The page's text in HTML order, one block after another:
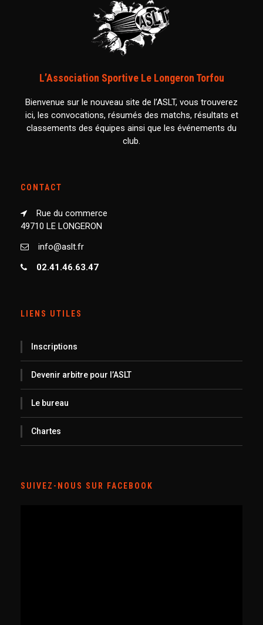
L’Association Sportive Le Longeron Torfou
Bienvenue sur le nouveau site de l’ASLT, vous trouverez
ici, les convocations, résumés des matchs, résultats et
classements des équipes ainsi que les événements du
club.
CONTACT
Rue du commerce
49710 LE LONGERON
info@aslt.fr
02.41.46.63.47
LIENS UTILES
Inscriptions
Devenir arbitre pour l’ASLT
Le bureau
Chartes
SUIVEZ-NOUS SUR FACEBOOK